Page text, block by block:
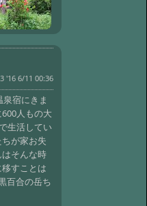
'16 6/11 00:36
宿にきま
人もの大
生活してい
が家お失
そんな時
すことは
百合の岳ち
を写真に撮ってき
@ '14 6/21 19:28
が咲いていました
ぶり
@ '14 2/27 16:12
しました バスは
@ '14 2/22 09:12
当館の降雪80セ
@ '14 2/18 10:09
大雪になりました
@ '14 2/10 08:54
麗で